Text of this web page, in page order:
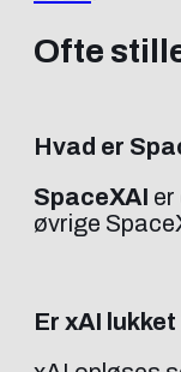
Ofte
Hvad er
SpaceXAI er
øvrige
Er xAI lukket